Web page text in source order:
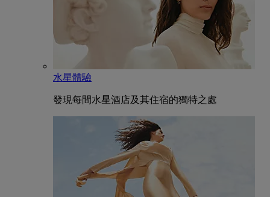
水星體驗
發現每間水星酒店及其住宿的獨特之處